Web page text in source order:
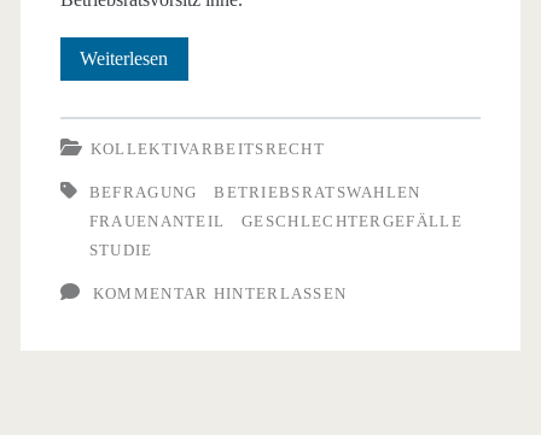
Weiterlesen
braucht
der
Betriebsrat
KOLLEKTIVARBEITSRECHT
BEFRAGUNG
BETRIEBSRATSWAHLEN
FRAUENANTEIL
GESCHLECHTERGEFÄLLE
STUDIE
KOMMENTAR HINTERLASSEN